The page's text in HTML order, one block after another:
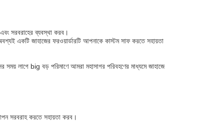
সরবরাহের ব্যবস্থা করব।
একটি জাহাজের ফরওয়ার্ডারটি আপনাকে কাস্টম সাফ করতে সহায়তা
লাগে big বড় পরিমাণে আমরা মহাসাগর পরিবহণের মাধ্যমে জাহাজে
সরবরাহ করতে সহায়তা করব।